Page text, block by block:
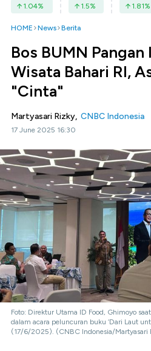
1.04% 1.5% 1.81%
HOME News Berita
Bos BUMN
Wisata Bahari RI,
"Cinta"
Martyasari Rizky, CNBC Indonesia
17 June 2025 16:30
Foto: Direktur Utama ID Food, Ghimoyo
dalam acara peluncuran buku ‘Dari Laut
(17/6/2025). (CNBC Indonesia/Martyasari